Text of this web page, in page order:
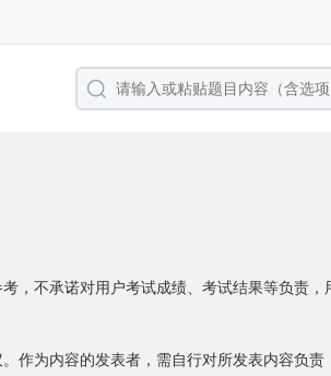
，不承诺对用户考试成绩、考试结果等负责，
作为内容的发表者，需自行对所发表内容负责